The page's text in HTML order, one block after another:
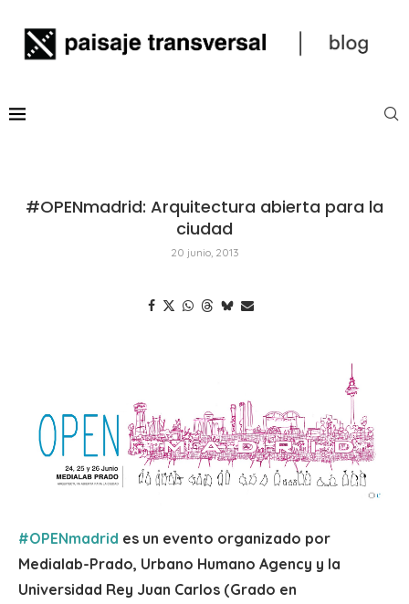
#OPENmadrid: Arquitectura abierta para la
ciudad
20 junio, 2013
#OPENmadrid es un evento organizado por
Medialab-Prado, Urbano Humano Agency y la
Universidad Rey Juan Carlos (Grado en